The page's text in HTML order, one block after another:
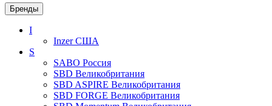
Бренды
I
InzerСША
S
SABO Россия
SBD Великобритания
SBD ASPIRE Великобритания
SBD FORGE Великобритания